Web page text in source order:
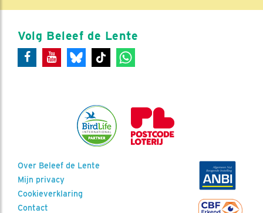
Volg Beleef de Lente
Over Beleef de Lente
Mijn privacy
Cookieverklaring
Contact